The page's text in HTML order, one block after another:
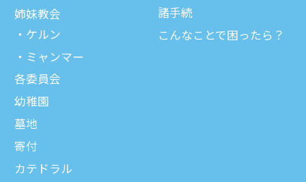
姉妹教会
ケルン
ミャンマー
各委員会
幼稚園
墓地
寄付
カテドラル
諸⼿続
こんなことで困ったら？